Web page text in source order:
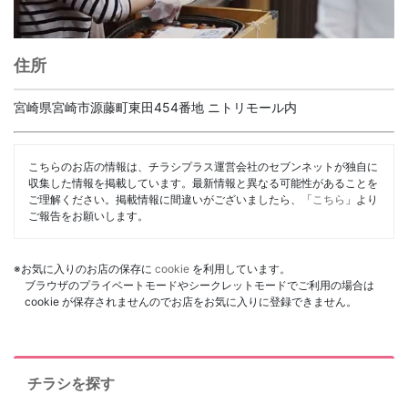
住所
宮崎県宮崎市源藤町東田454番地 ニトリモール内
こちらのお店の情報は、チラシプラス運営会社のセブンネットが独自に
収集した情報を掲載しています。最新情報と異なる可能性があることを
ご理解ください。掲載情報に間違いがございましたら、「 こちら 」より
ご報告をお願いします。
※お気に入りのお店の保存に cookie を利用しています。
ブラウザのプライベートモードやシークレットモードでご利用の場合は
cookie が保存されませんのでお店をお気に入りに登録できません。
チラシを探す